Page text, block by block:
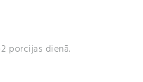
porcijas dienā.